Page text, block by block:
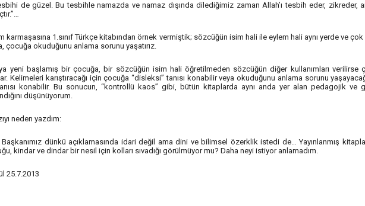
de güzel. Bu tesbihle namazda ve namaz dışında dilediğimiz zaman Allah’ı tesbih eder, zikreder,
karmaşasına 1.sınıf Türkçe kitabından örnek vermiştik; sözcüğün isim hali ile eylem hali aynı yerde ve çok
çocuğa okuduğunu anlama sorunu yaşatırız.
yeni başlamış bir çocuğa, bir sözcüğün isim hali öğretilmeden sözcüğün diğer kullanımları verilirse
Kelimeleri karıştıracağı için çocuğa “disleksi” tanısı konabilir veya okuduğunu anlama sorunu
konabilir. Bu sonucun, “kontrollü kaos” gibi, bütün kitaplarda aynı anda yer alan pedagojik ve
düşünüyorum.
neden yazdım:
dünkü açıklamasında idari değil ama dini ve bilimsel özerklik istedi de… Yayınlanmış
kindar ve dindar bir nesil için kolları sıvadığı görülmüyor mu? Daha neyi istiyor anlamadım.
25.7.2013